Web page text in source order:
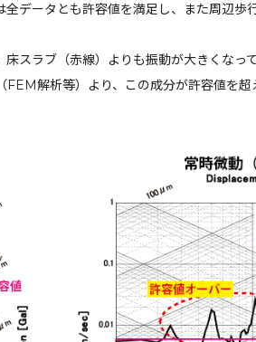
データとも許容値を満足し、また周辺歩
スラブ（赤線）よりも振動が大きくなっ
解析等）より、この成分が許容値を